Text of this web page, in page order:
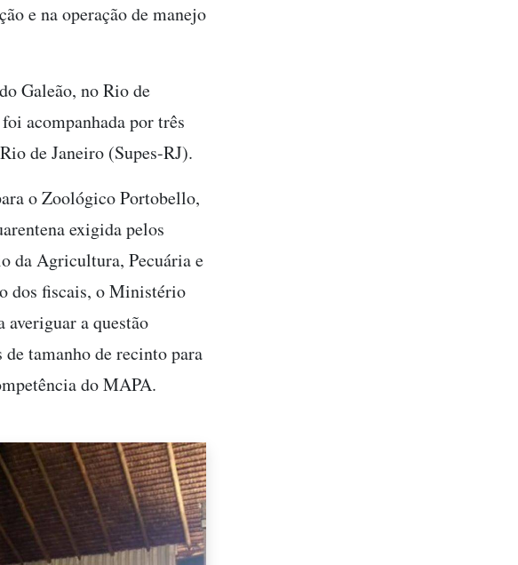
e na operação de manejo
Galeão, no Rio de
acompanhada por três
de Janeiro (Supes-RJ).
o Zoológico Portobello,
exigida pelos
da Agricultura, Pecuária e
dos fiscais, o Ministério
averiguar a questão
tamanho de recinto para
do MAPA.